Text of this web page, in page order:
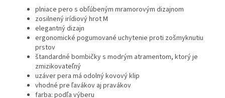
plniace pero s obľúbeným mramorovým dizajnom
zosilnený irídiový hrot M
elegantný dizajn
ergonomické pogumované uchytenie proti zošmyknutiu
prstov
štandardné bombičky s modrým atramentom, ktorý je
zmizikovateľný
uzáver pera má odolný kovový klip
vhodné pre ľavákov aj pravákov
farba: podľa výberu